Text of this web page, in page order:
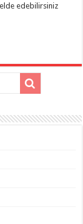
edebilirsiniz